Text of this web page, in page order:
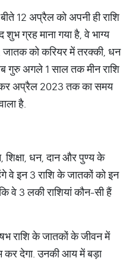
12 अप्रैल को अपनी ही राशि
ग्रह माना गया है, वे भाग्‍य
जातक को करियर में तरक्‍की, धन
गुरु अगले 1 साल तक मीन राशि
अप्रैल 2023 तक का समय
है.
शिक्षा, धन, दान और पुण्य के
वे इन 3 राशि के जातकों को इन
वे 3 लकी राशियां कौन-सी हैं
राशि के जातकों के जीवन में
कर देगा. उनकी आय में बड़ा